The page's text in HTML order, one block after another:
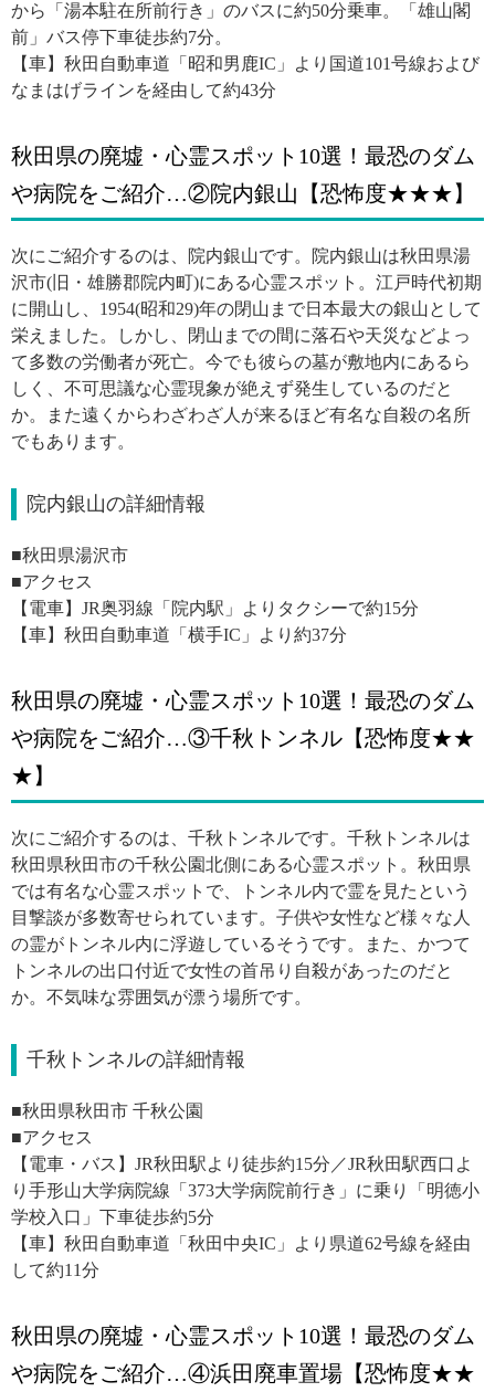
から「湯本駐在所前行き」のバスに約50分乗車。「雄山閣
前」バス停下車徒歩約7分。
【車】秋田自動車道「昭和男鹿IC」より国道101号線および
なまはげラインを経由して約43分
秋田県の廃墟・心霊スポット10選！最恐のダム
や病院をご紹介…②院内銀山【恐怖度★★★】
次にご紹介するのは、院内銀山です。院内銀山は秋田県湯
沢市(旧・雄勝郡院内町)にある心霊スポット。江戸時代初期
に開山し、1954(昭和29)年の閉山まで日本最大の銀山として
栄えました。しかし、閉山までの間に落石や天災などよっ
て多数の労働者が死亡。今でも彼らの墓が敷地内にあるら
しく、不可思議な心霊現象が絶えず発生しているのだと
か。また遠くからわざわざ人が来るほど有名な自殺の名所
でもあります。
院内銀山の詳細情報
■秋田県湯沢市
■アクセス
【電車】JR奥羽線「院内駅」よりタクシーで約15分
【車】秋田自動車道「横手IC」より約37分
秋田県の廃墟・心霊スポット10選！最恐のダム
や病院をご紹介…③千秋トンネル【恐怖度★★
★】
次にご紹介するのは、千秋トンネルです。千秋トンネルは
秋田県秋田市の千秋公園北側にある心霊スポット。秋田県
では有名な心霊スポットで、トンネル内で霊を見たという
目撃談が多数寄せられています。子供や女性など様々な人
の霊がトンネル内に浮遊しているそうです。また、かつて
トンネルの出口付近で女性の首吊り自殺があったのだと
か。不気味な雰囲気が漂う場所です。
千秋トンネルの詳細情報
■秋田県秋田市 千秋公園
■アクセス
【電車・バス】JR秋田駅より徒歩約15分／JR秋田駅西口よ
り手形山大学病院線「373大学病院前行き」に乗り「明徳小
学校入口」下車徒歩約5分
【車】秋田自動車道「秋田中央IC」より県道62号線を経由
して約11分
秋田県の廃墟・心霊スポット10選！最恐のダム
や病院をご紹介…④浜田廃車置場【恐怖度★★